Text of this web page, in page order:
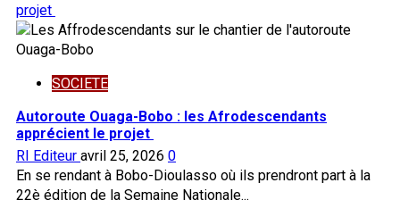
sur
SNC
:
le
capitaine
Ibrahim
Traoré
lance
projet
SOCIETE
Autoroute Ouaga-Bobo : les Afrodescendants
apprécient le projet
RI Editeur avril 25, 2026 0
En se rendant à Bobo-Dioulasso où ils prendront part à la
22è édition de la Semaine Nationale...